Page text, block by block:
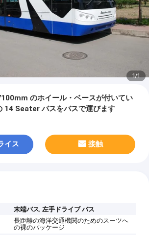
1/1
のホイール・ベースが付いてい
14 Seater バスをバスで運びます
イス 接触
末端バス,左手ドライブ バス
長距離の海洋交通機関のためのスーツへ
の裸のパッケージ